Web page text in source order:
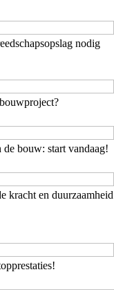
nodig
bouw: start vandaag!
kracht en duurzaamheid